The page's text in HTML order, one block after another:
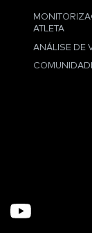
ATLETA
ANÁLISE DE